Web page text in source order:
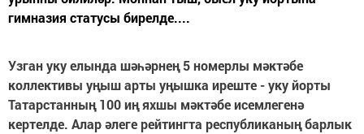
гимназия статусы бирелде....
Узган уку елында шәһәрнең 5 номерлы мәктәбе
коллективы уңыш арты уңышка иреште - уку йорты
Татарстанның 100 иң яхшы мәктәбе исемлегенә
кертелде. Алар әлеге рейтингта республиканың барлык